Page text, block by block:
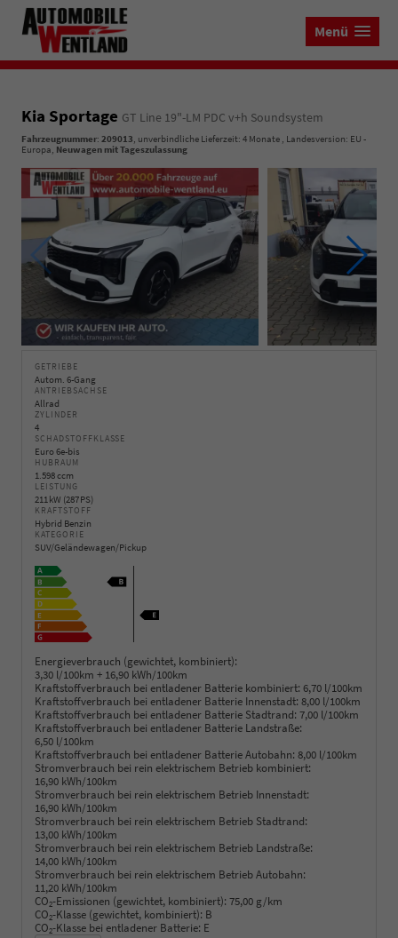
Menü
Kia Sportage GT Line 19"-LM PDC v+h Soundsystem
Fahrzeugnummer: 209013, unverbindliche Lieferzeit: 4 Monate , Landesversion: EU -
Europa, Neuwagen mit Tageszulassung
GETRIEBE
Autom. 6-Gang
ANTRIEBSACHSE
Allrad
ZYLINDER
4
SCHADSTOFFKLASSE
Euro 6e-bis
HUBRAUM
1.598 ccm
LEISTUNG
211 kW (287 PS)
KRAFTSTOFF
Hybrid Benzin
KATEGORIE
SUV/Geländewagen/Pickup
Energieverbrauch (gewichtet, kombiniert):
3,30 l/100km + 16,90 kWh/100km
Kraftstoffverbrauch bei entladener Batterie kombiniert: 6,70 l/100km
Kraftstoffverbrauch bei entladener Batterie Innenstadt: 8,00 l/100km
Kraftstoffverbrauch bei entladener Batterie Stadtrand: 7,00 l/100km
Kraftstoffverbrauch bei entladener Batterie Landstraße:
6,50 l/100km
Kraftstoffverbrauch bei entladener Batterie Autobahn: 8,00 l/100km
Stromverbrauch bei rein elektrischem Betrieb kombiniert:
16,90 kWh/100km
Stromverbrauch bei rein elektrischem Betrieb Innenstadt:
16,90 kWh/100km
Stromverbrauch bei rein elektrischem Betrieb Stadtrand:
13,00 kWh/100km
Stromverbrauch bei rein elektrischem Betrieb Landstraße:
14,00 kWh/100km
Stromverbrauch bei rein elektrischem Betrieb Autobahn:
11,20 kWh/100km
CO2-Emissionen (gewichtet, kombiniert): 75,00 g/km
CO2-Klasse (gewichtet, kombiniert): B
CO2-Klasse bei entladener Batterie: E